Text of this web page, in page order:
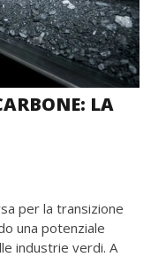
LA
per la transizione
una potenziale
industrie verdi. A